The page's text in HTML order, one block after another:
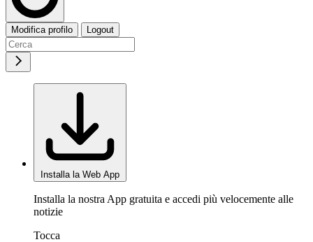
Modifica profilo Logout
Installa la Web App
Installa la nostra App gratuita e accedi più velocemente alle
notizie
Tocca